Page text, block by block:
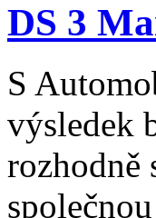
DS 3
S
výsledek
rozhodně